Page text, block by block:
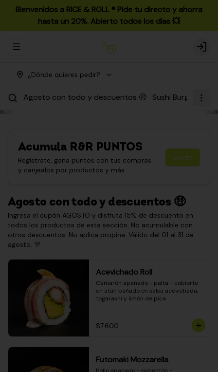
Bienvenidos a RICE & ROLL ®️ Pide tu directo y ahorra
hasta un 20%. Abierto todos los días 💥
Abrir menu de navegación Login
¿Dónde quieres pedir?
Agosto con todo y descuentos 🤑 Sushi Burgers
Acumula R&R PUNTOS
Regístrate, gana puntos con tus compras
y canjealos por productos y más
Únete
Agosto con todo y descuentos 🤑
Ingresa el cupón AGOSTO y disfruta 15% de descuento en
todos los productos de esta sección. No acumulable con
otros descuentos. No aplica propina. Válido del 01 al 31 de
agosto. 🎊
Acevichado Roll
Camarón apanado - palta - cubierto
en atún bañado en salsa acevichada,
togarashi y limón de pica
$7.600
Futomaki Mozzarella